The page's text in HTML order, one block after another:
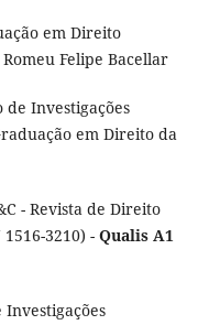
em Direito
Felipe Bacellar
de Investigações
em Direito da
- Revista de Direito
3210) - Qualis A1